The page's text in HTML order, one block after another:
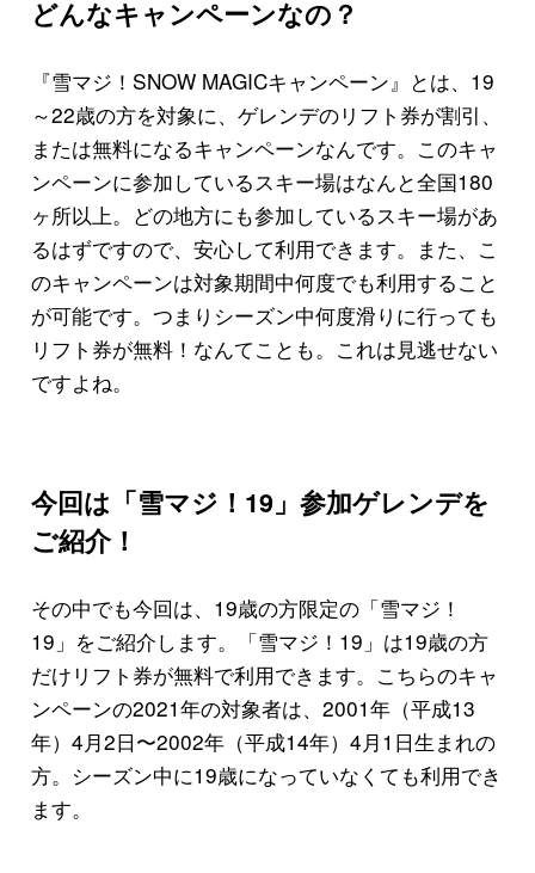
どんなキャンペーンなの？
『雪マジ！SNOW MAGICキャンペーン』とは、19
～22歳の方を対象に、ゲレンデのリフト券が割引、
または無料になるキャンペーンなんです。このキャ
ンペーンに参加しているスキー場はなんと全国180
ヶ所以上。どの地方にも参加しているスキー場があ
るはずですので、安心して利用できます。また、こ
のキャンペーンは対象期間中何度でも利用すること
が可能です。つまりシーズン中何度滑りに行っても
リフト券が無料！なんてことも。これは見逃せない
ですよね。
今回は「雪マジ！19」参加ゲレンデを
ご紹介！
その中でも今回は、19歳の方限定の「雪マジ！
19」をご紹介します。「雪マジ！19」は19歳の方
だけリフト券が無料で利用できます。こちらのキャ
ンペーンの2021年の対象者は、2001年（平成13
年）4月2日〜2002年（平成14年）4月1日生まれの
方。シーズン中に19歳になっていなくても利用でき
ます。